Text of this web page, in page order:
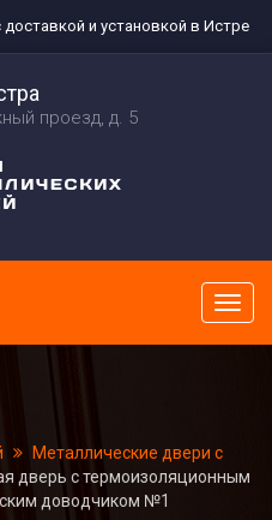
и установкой в Истре
проезд, д. 5
меню
Металлические двери с
дверь с термоизоляционным
доводчиком №1